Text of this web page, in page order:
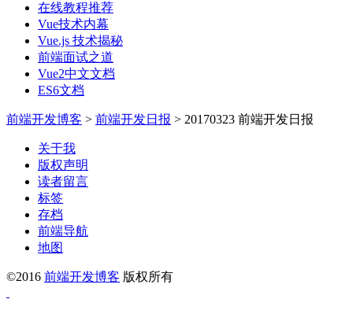
在线教程推荐
Vue技术内幕
Vue.js 技术揭秘
前端面试之道
Vue2中文文档
ES6文档
前端开发博客 > 前端开发日报 > 20170323 前端开发日报
关于我
版权声明
读者留言
标签
存档
前端导航
地图
©2016 前端开发博客 版权所有